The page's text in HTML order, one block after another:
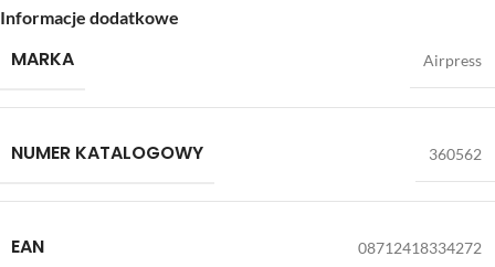
Informacje dodatkowe
MARKA Airpress
NUMER KATALOGOWY 360562
EAN 08712418334272